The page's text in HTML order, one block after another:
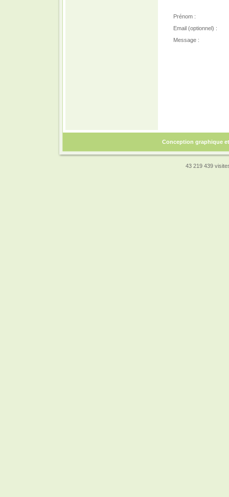
Prénom :
Email (optionnel) :
Message :
Conception graphique
43 219 439